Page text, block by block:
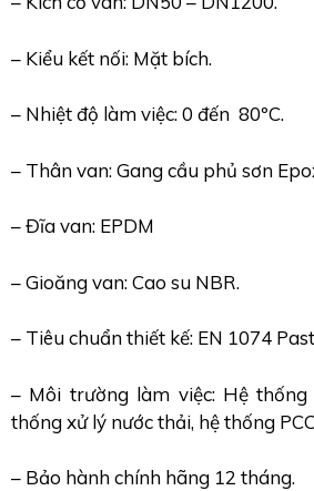
– Kiểu kết nối: Mặt bích.
– Nhiệt độ làm việc: 0 đến 80ºC.
– Thân van: Gang cầu phủ sơn
– Đĩa van: EPDM
– Gioăng van: Cao su NBR.
– Tiêu chuẩn thiết kế: EN 1074
– Môi trường làm việc: Hệ
thống xử lý nước thải, hệ thống
– Bảo hành chính hãng 12 tháng.